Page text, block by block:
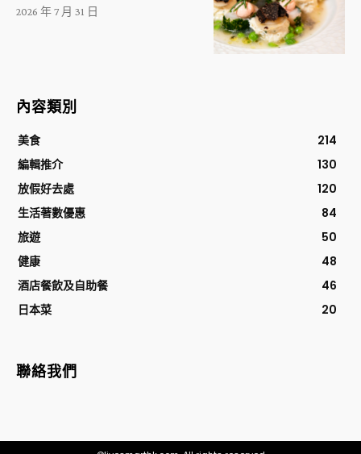
2026 年 7 月 31 日
內容類別
美食
214
編輯推介
130
放假好去處
120
生活著數優惠
84
旅遊
50
健康
48
酒店餐飲及自助餐
46
日本菜
20
聯絡我們